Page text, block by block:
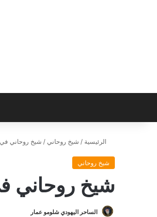
الرئيسية / شيخ روحاني / شيخ روحاني
شيخ روحاني
شيخ روحاني
الساحر اليهودي شلومو عمار